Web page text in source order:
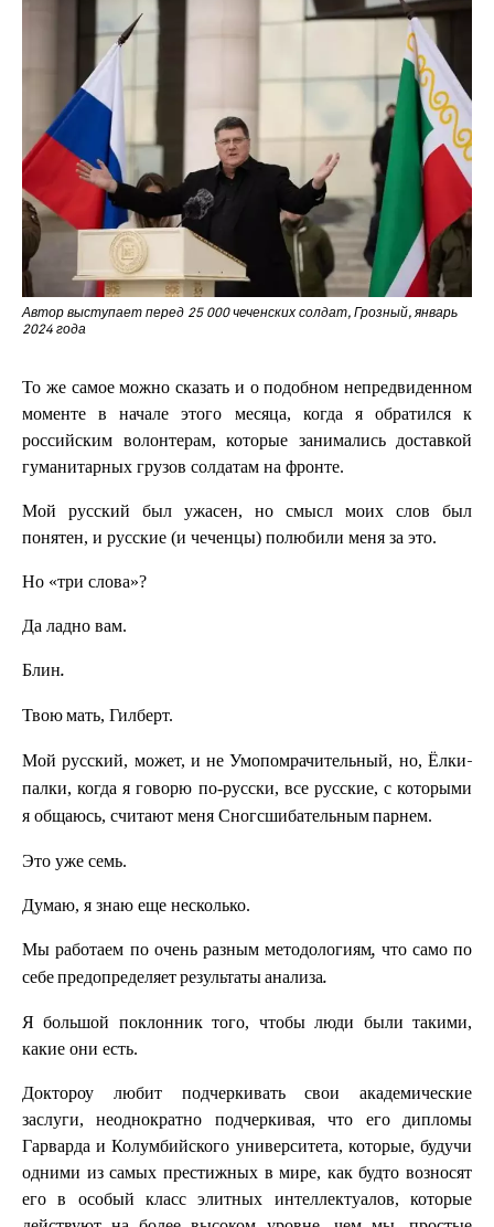
Автор выступает перед 25 000 чеченских солдат, Грозный, январь
2024 года
То же самое можно сказать и о подобном непредвиденном
моменте в начале этого месяца, когда я обратился к
российским волонтерам, которые занимались доставкой
гуманитарных грузов солдатам на фронте.
Мой русский был ужасен, но смысл моих слов был
понятен, и русские (и чеченцы) полюбили меня за это.
Но «три слова»?
Да ладно вам.
Блин.
Твою мать, Гилберт.
Мой русский, может, и неУмопомрачительный, но,Ёлки-
палки, когда я говорю по-русски, все русские, с которыми
я общаюсь, считают меня Сногсшибательным парнем.
Это уже семь.
Думаю, я знаю еще несколько.
Мы работаем по очень разным методологиям, что само по
себе предопределяет результаты анализа.
Я большой поклонник того, чтобы люди были такими,
какие они есть.
Доктороу любит подчеркивать свои академические
заслуги, неоднократно подчеркивая, что его дипломы
Гарварда и Колумбийского университета, которые, будучи
одними из самых престижных в мире, как будто возносят
его в особый класс элитных интеллектуалов, которые